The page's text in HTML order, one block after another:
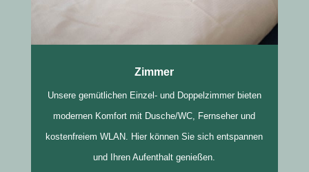
Zimmer
Unsere gemütlichen Einzel- und Doppelzimmer bieten
modernen Komfort mit Dusche/WC, Fernseher und
kostenfreiem WLAN. Hier können Sie sich entspannen
und Ihren Aufenthalt genießen.